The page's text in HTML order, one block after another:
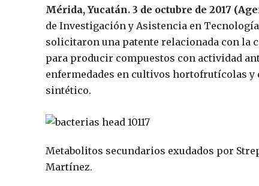
Mérida, Yucatán. 3 de octubre de 2017
de Investigación y Asistencia en
solicitaron una patente relacionada con la
para producir compuestos con actividad
enfermedades en cultivos hortofrutícolas
sintético.
Metabolitos secundarios exudados por
Martínez.